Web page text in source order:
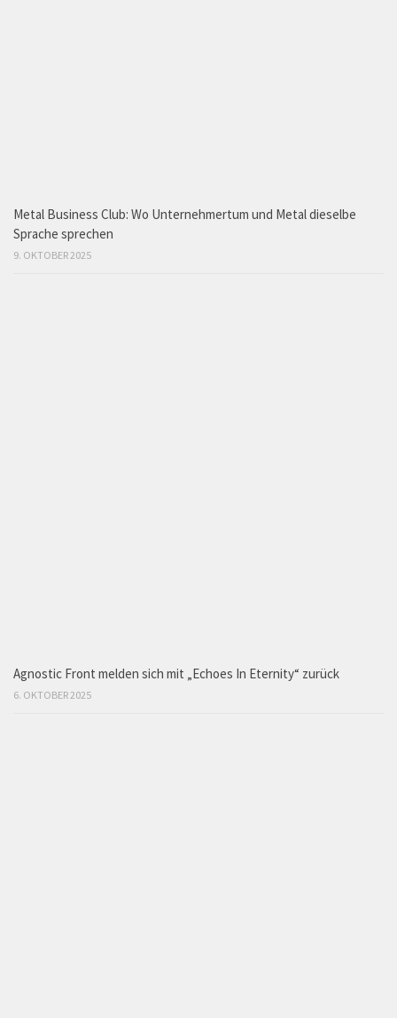
Metal Business Club: Wo Unternehmertum und Metal dieselbe
Sprache sprechen
9. OKTOBER 2025
Agnostic Front melden sich mit „Echoes In Eternity“ zurück
6. OKTOBER 2025